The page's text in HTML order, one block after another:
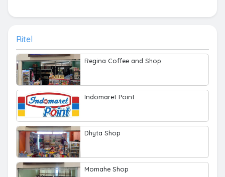
Ritel
Regina Coffee and Shop
Indomaret Point
Dhyta Shop
Momahe Shop